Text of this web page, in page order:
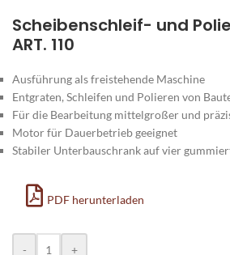
Scheibenschleif- und
ART. 110
Ausführung als freistehende Maschine
Entgraten, Schleifen und Polieren von
Für die Bearbeitung mittelgroßer und
Motor für Dauerbetrieb geeignet
Stabiler Unterbauschrank auf vier
PDF herunterladen
- +